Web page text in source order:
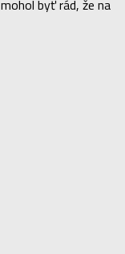
byť rád, že na